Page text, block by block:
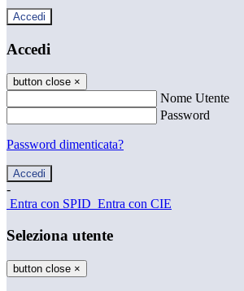
Accedi
Accedi
button close ×
Nome Utente
Password
Password dimenticata?
-
Entra con SPID Entra con CIE
Seleziona utente
button close ×